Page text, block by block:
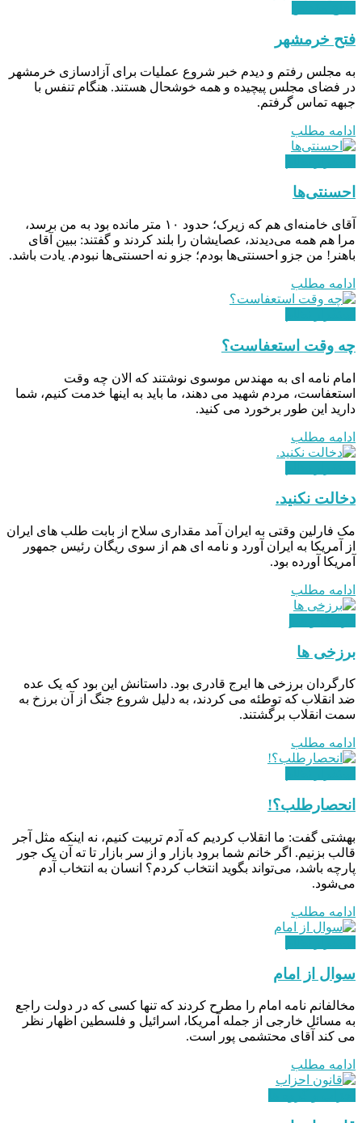
فتح خرمشهر
به مجلس رفتم و دیدم خبر شروع عملیات برای آزادسازی خرمشهر
در فضای مجلس پیچیده و همه خوشحال هستند. هنگام تنفس با
جبهه تماس گرفتم.
ادامه مطلب
احسنتی‌ها
آقای خامنه‌ای هم که زیرک؛ حدود ۱۰ متر مانده بود به من برسد،
مرا هم همه می‌دیدند، عصایشان را بلند کردند و گفتند: ببین آقای
باهنر! من جزو احسنتی‌ها بودم؛ جزو نه احسنتی‌ها نبودم. یادت باشد.
ادامه مطلب
چه وقت استعفاست؟
امام نامه‌ ای به مهندس موسوی نوشتند که الان چه وقت
استعفاست، مردم شهید می‌ دهند، ما باید به اینها خدمت کنیم، شما
دارید این طور برخورد می‌ کنید.
ادامه مطلب
دخالت نکنید.
مک فارلین وقتی به ایران آمد مقداری سلاح از بابت طلب‌ های ایران
از آمریکا به ایران آورد و نامه‌ ای هم از سوی ریگان رئیس‌ جمهور
آمریکا آورده بود.
ادامه مطلب
برزخی ها
کارگردان برزخی ها ایرج قادری بود. داستانش این بود که یک عده
ضد انقلاب که توطئه می کردند، به دلیل شروع جنگ از آن برزخ به
سمت انقلاب برگشتند.
ادامه مطلب
انحصارطلب؟!
بهشتی گفت: ما انقلاب کردیم که آدم تربیت کنیم، نه اینکه مثل آجر
قالب بزنیم. اگر خانم شما برود بازار و از سر بازار تا ته آن یک جور
پارچه باشد، می‌تواند بگوید انتخاب کردم؟ انسان به انتخاب آدم
می‌شود.
ادامه مطلب
سوال از امام
مخالفانم نامه امام را مطرح کردند که تنها کسی که در دولت راجع
به مسائل خارجی از جمله آمریکا، اسرائیل و فلسطین اظهار نظر
می کند آقای محتشمی پور است.
ادامه مطلب